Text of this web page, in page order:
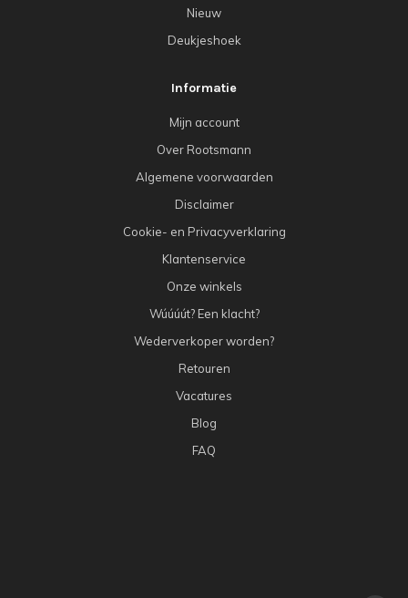
Nieuw
Deukjeshoek
Informatie
Mijn account
Over Rootsmann
Algemene voorwaarden
Disclaimer
Cookie- en Privacyverklaring
Klantenservice
Onze winkels
Wúúúút? Een klacht?
Wederverkoper worden?
Retouren
Vacatures
Blog
FAQ